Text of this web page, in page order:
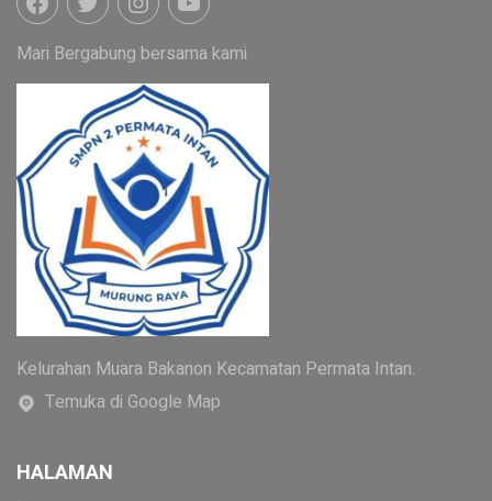
Mari Bergabung bersama kami
Kelurahan Muara Bakanon Kecamatan Permata Intan.
Temuka di Google Map
HALAMAN